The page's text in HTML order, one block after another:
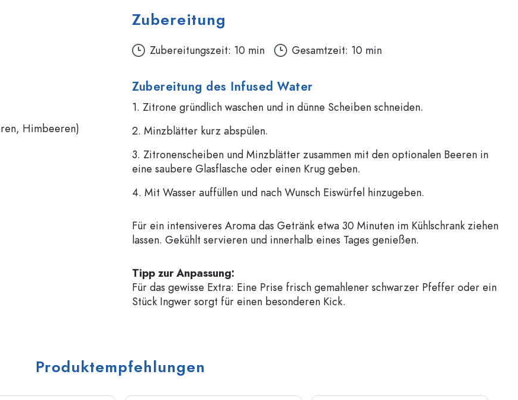
Zylinderflaschen
Aluminiumflaschen
Himbeeren)
Zubereitung
Zubereitungszeit: 10 min Gesamtzeit: 10 min
Zubereitung des Infused Water
1. Zitrone gründlich waschen und in dünne Scheiben schneiden.
2. Minzblätter kurz abspülen.
3. Zitronenscheiben und Minzblätter zusammen mit den optionalen Beeren in
eine saubere Glasflasche oder einen Krug geben.
4. Mit Wasser auffüllen und nach Wunsch Eiswürfel hinzugeben.
Für ein intensiveres Aroma das Getränk etwa 30 Minuten im Kühlschrank ziehen
lassen. Gekühlt servieren und innerhalb eines Tages genießen.
Tipp zur Anpassung:
Für das gewisse Extra: Eine Prise frisch gemahlener schwarzer Pfeffer oder ein
Stück Ingwer sorgt für einen besonderen Kick.
Produktempfehlungen